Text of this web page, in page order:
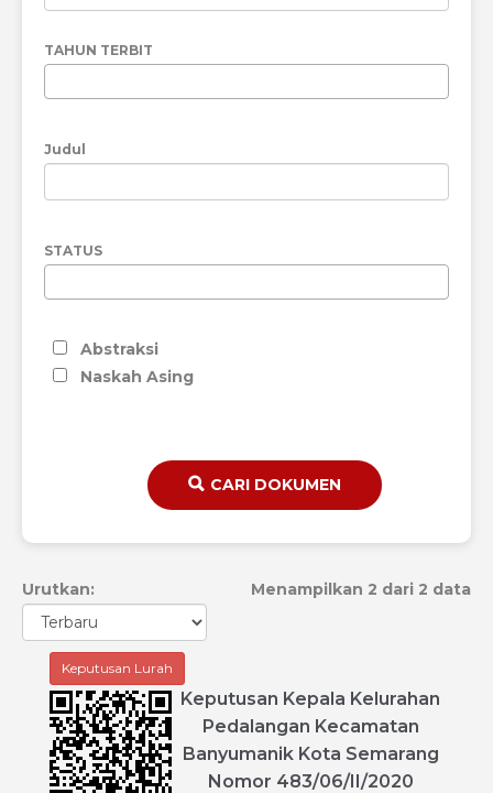
TAHUN TERBIT
Judul
STATUS
Abstraksi
Naskah Asing
CARI DOKUMEN
Urutkan: Menampilkan 2 dari 2 data
Keputusan Lurah
Keputusan Kepala Kelurahan
Pedalangan Kecamatan
Banyumanik Kota Semarang
Nomor 483/06/II/2020